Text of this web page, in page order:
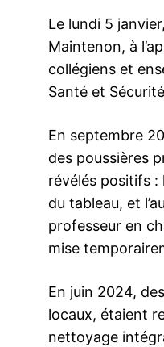
Le lundi 5
Maintenon, à
collégiens et
Santé et
En septembre
des poussières
révélés positifs :
du tableau, et
professeur en
mise
En juin 2024,
locaux, étaient
nettoyage